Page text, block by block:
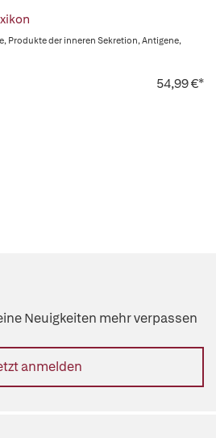
Produkte der inneren Sekretion, Antigene,
54,99 €*
Neuigkeiten mehr verpassen
anmelden